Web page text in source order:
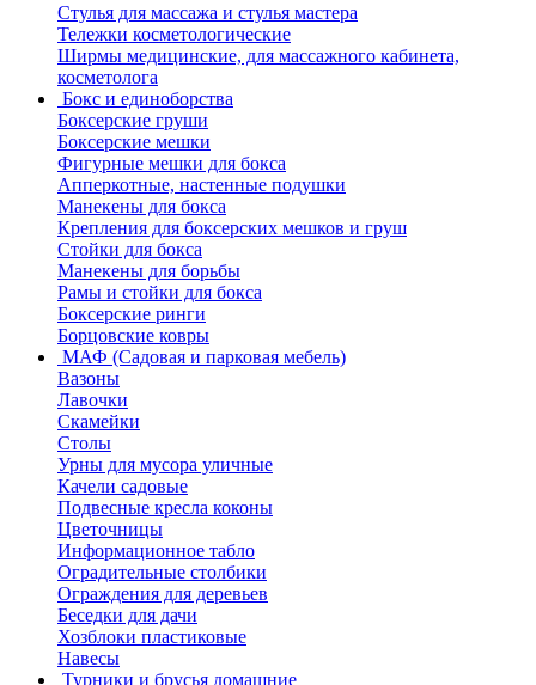
Стулья для массажа и стулья мастера
Тележки косметологические
Ширмы медицинские, для массажного кабинета,
косметолога
Бокс и единоборства
Боксерские груши
Боксерские мешки
Фигурные мешки для бокса
Апперкотные, настенные подушки
Манекены для бокса
Крепления для боксерских мешков и груш
Стойки для бокса
Манекены для борьбы
Рамы и стойки для бокса
Боксерские ринги
Борцовские ковры
МАФ (Садовая и парковая мебель)
Вазоны
Лавочки
Скамейки
Столы
Урны для мусора уличные
Качели садовые
Подвесные кресла коконы
Цветочницы
Информационное табло
Оградительные столбики
Ограждения для деревьев
Беседки для дачи
Хозблоки пластиковые
Навесы
Турники и брусья домашние